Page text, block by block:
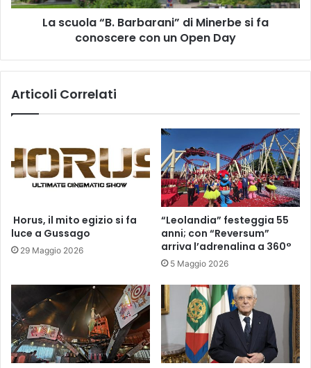
conoscere
La scuola “B. Barbarani” di Minerbe si fa
conoscere con un Open Day
Articoli Correlati
​ Horus, il mito egizio si fa
luce a Gussago
29 Maggio 2026
“Leolandia” festeggia 55
anni; con “Reversum”
arriva l’adrenalina a 360°
5 Maggio 2026